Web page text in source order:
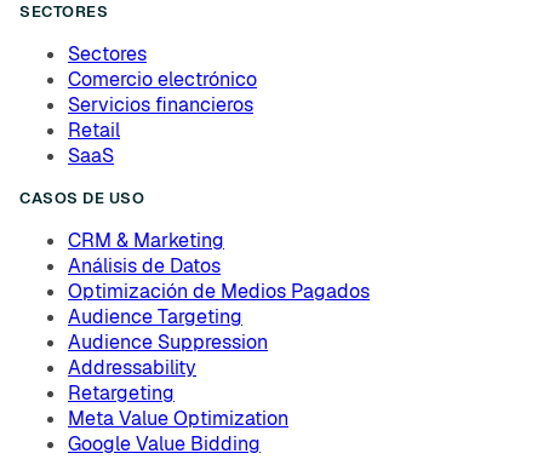
SECTORES
Sectores
Comercio electrónico
Servicios financieros
Retail
SaaS
CASOS DE USO
CRM & Marketing
Análisis de Datos
Optimización de Medios Pagados
Audience Targeting
Audience Suppression
Addressability
Retargeting
Meta Value Optimization
Google Value Bidding